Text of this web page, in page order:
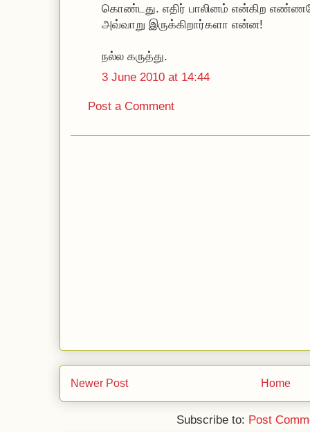
கொண்டது. எதிர் பாலினம் என்கிற
அவ்வாறு இருக்கிறார்களா என்ன!
நல்ல கருத்து.
3 June 2010 at 14:44
Post a Comment
Newer Post Home
Subscribe to: Post